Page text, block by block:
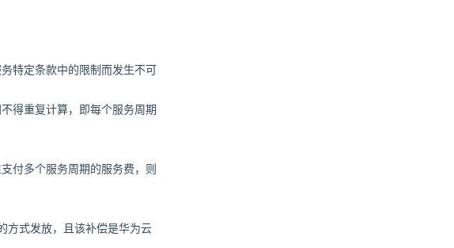
特定条款中的限制而发生不可
得重复计算，即每个服务周期
付多个服务周期的服务费，则
方式发放，且该补偿是华为云